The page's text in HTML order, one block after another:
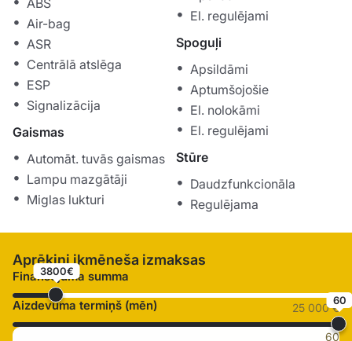
ABS
Air-bag
ASR
Centrālā atslēga
ESP
Signalizācija
Gaismas
Automāt. tuvās gaismas
Lampu mazgātāji
Miglas lukturi
El. regulējami
Spoguļi
Apsildāmi
Aptumšojošie
El. nolokāmi
El. regulējami
Stūre
Daudzfunkcionāla
Regulējama
Aprēķini ikmēneša izmaksas
Finansējuma summa
3800€
25 000 €
Aizdevuma termiņš (mēn) 60
60